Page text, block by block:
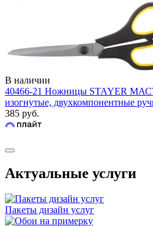
В наличии
40466-21 Ножницы STAYER
изогнутые, двухкомпонентные
385 руб.
Актуальные услуги
Пакеты дизайн услуг